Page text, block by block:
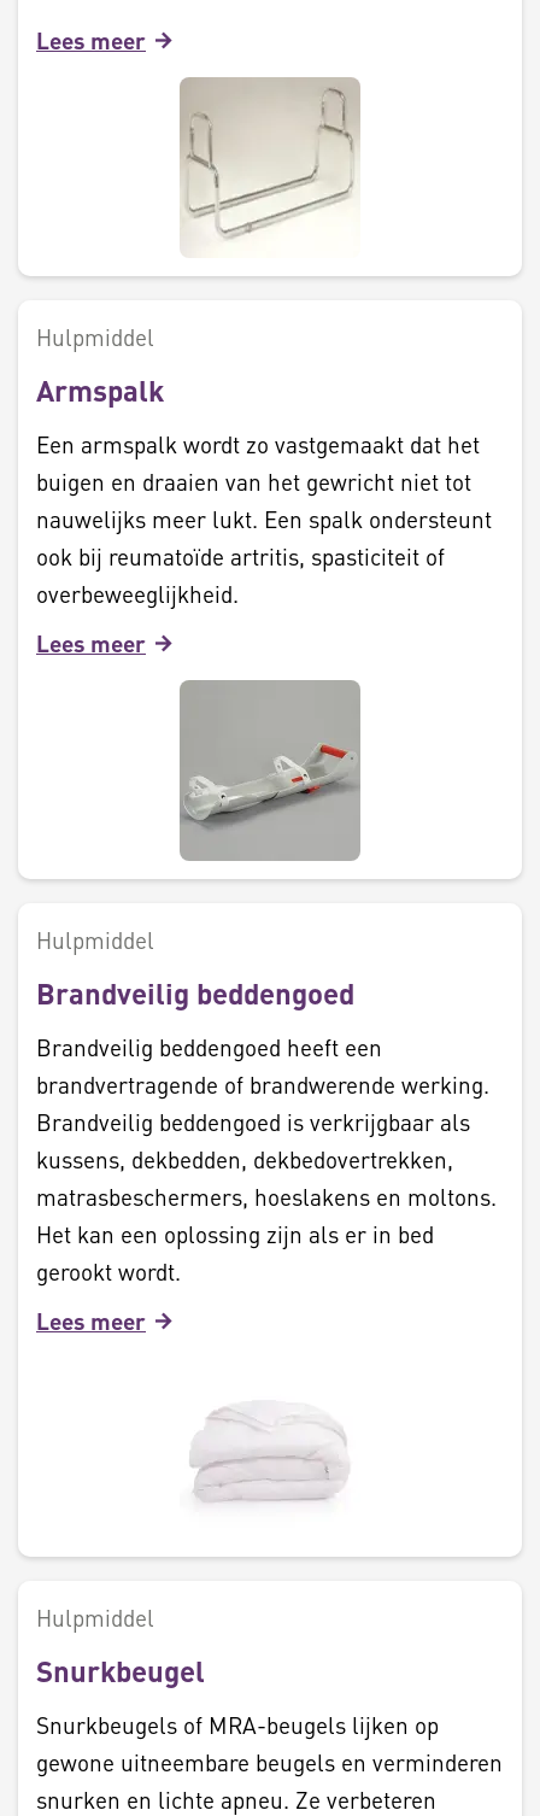
Lees meer
Hulpmiddel
Armspalk
Een armspalk wordt zo vastgemaakt dat het
buigen en draaien van het gewricht niet tot
nauwelijks meer lukt. Een spalk ondersteunt
ook bij reumatoïde artritis, spasticiteit of
overbeweeglijkheid.
Lees meer
Hulpmiddel
Brandveilig beddengoed
Brandveilig beddengoed heeft een
brandvertragende of brandwerende werking.
Brandveilig beddengoed is verkrijgbaar als
kussens, dekbedden, dekbedovertrekken,
matrasbeschermers, hoeslakens en moltons.
Het kan een oplossing zijn als er in bed
gerookt wordt.
Lees meer
Hulpmiddel
Snurkbeugel
Snurkbeugels of MRA-beugels lijken op
gewone uitneembare beugels en verminderen
snurken en lichte apneu. Ze verbeteren